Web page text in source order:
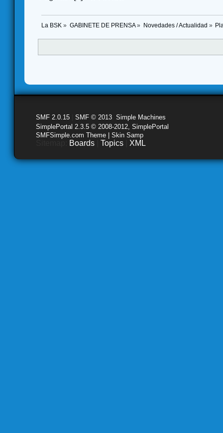
La BSK » GABINETE DE PRENSA» Novedades / Actualidad »
SMF 2.0.15 SMF © 2013 Simple Machines
SimplePortal 2.3.5 © 2008-2012, SimplePortal
SMFSimple.com Theme | Skin Samp
Boards Topics XML